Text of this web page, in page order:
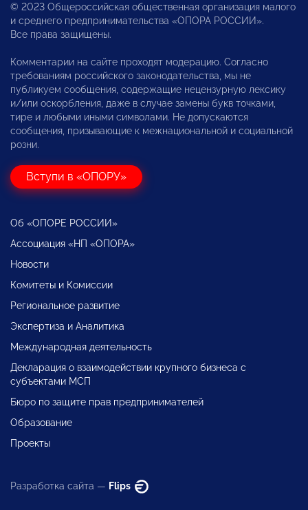
© 2023 Общероссийская общественная организация малого
и среднего предпринимательства «ОПОРА РОССИИ».
Все права защищены.
Комментарии на сайте проходят модерацию. Согласно
требованиям российского законодательства, мы не
публикуем сообщения, содержащие нецензурную лексику
и/или оскорбления, даже в случае замены букв точками,
тире и любыми иными символами. Не допускаются
сообщения, призывающие к межнациональной и социальной
розни.
Вступи в «ОПОРУ»
Об «ОПОРЕ РОССИИ»
Ассоциация «НП «ОПОРА»
Новости
Комитеты и Комиссии
Региональное развитие
Экспертиза и Аналитика
Международная деятельность
Декларация о взаимодействии крупного бизнеса с
субъектами МСП
Бюро по защите прав предпринимателей
Образование
Проекты
Разработка сайта — Flips